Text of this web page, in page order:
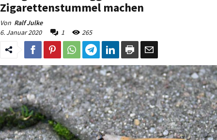
Zigarettenstummel machen
Von Ralf Julke
6. Januar 2020
1 265